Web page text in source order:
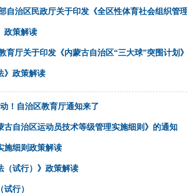
自治区民政厅关于印发《全区性体育社会组织管
政策解读
育厅关于印发《内蒙古自治区“三大球”突围计划
》政策解读
！自治区教育厅通知来了
自治区运动员技术等级管理实施细则》的通知
施细则政策解读
（试行）》政策解读
行）